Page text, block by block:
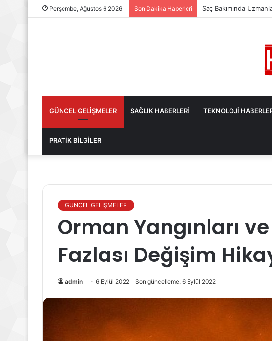
Perşembe, Ağustos 6 2026 Son Dakika Haberleri Saç Bakımında
GÜNCEL GELİŞMELER SAĞLIK HABERLERİ TEKNOLOJİ
PRATİK BİLGİLER
GÜNCEL GELİŞMELER
Orman Yangınları
Fazlası Değişim
admin 6 Eylül 2022 Son güncelleme: 6 Eylül 2022